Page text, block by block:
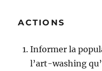
ACTIONS
Informer la
l’art-washing